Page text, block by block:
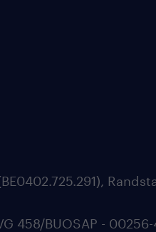
458/BUOSAP - 00256-